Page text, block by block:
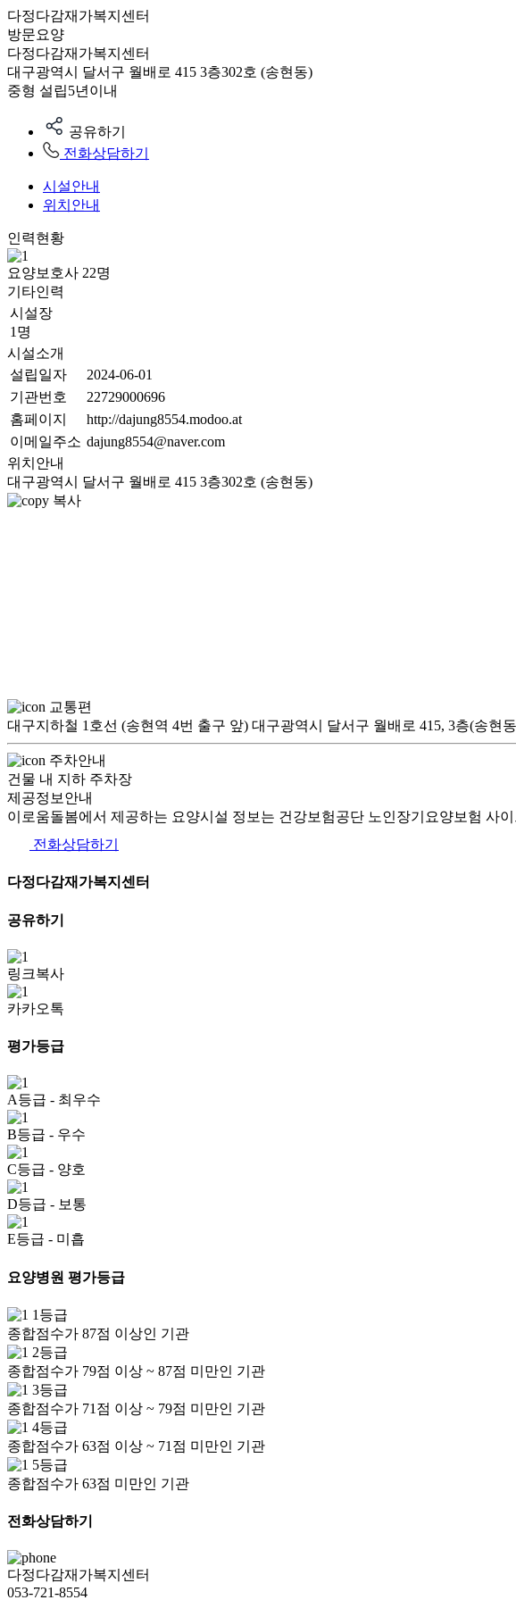
다정다감재가복지센터
방문요양
다정다감재가복지센터
대구광역시 달서구 월배로 415 3층302호 (송현동)
중형 설립5년이내
공유하기
전화상담하기
시설안내
위치안내
인력현황
요양보호사 22명
기타인력
시설장
1명
시설소개
설립일자
2024-06-01
기관번호
22729000696
홈페이지
http://dajung8554.modoo.at
이메일주소 dajung8554@naver.com
위치안내
대구광역시 달서구 월배로 415 3층302호 (송현동)
복사
교통편
대구지하철 1호선 (송현역 4번 출구 앞) 대구광역시 달서구 월배로 415, 3층(송
주차안내
건물 내 지하 주차장
제공정보안내
이로움돌봄에서 제공하는 요양시설 정보는 건강보험공단 노인장기요양보험 사
전화상담하기
다정다감재가복지센터
공유하기
링크복사
카카오톡
평가등급
A등급 - 최우수
B등급 - 우수
C등급 - 양호
D등급 - 보통
E등급 - 미흡
요양병원 평가등급
1등급
종합점수가 87점 이상인 기관
2등급
종합점수가 79점 이상 ~ 87점 미만인 기관
3등급
종합점수가 71점 이상 ~ 79점 미만인 기관
4등급
종합점수가 63점 이상 ~ 71점 미만인 기관
5등급
종합점수가 63점 미만인 기관
전화상담하기
다정다감재가복지센터
053-721-8554